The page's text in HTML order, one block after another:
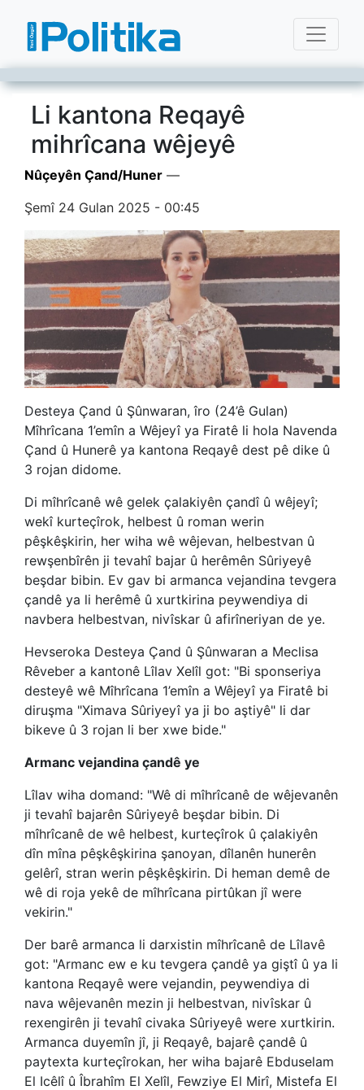
Li kantona Reqayê
mihrîcana wêjeyê
Nûçeyên Çand/Huner —
Şemî 24 Gulan 2025 - 00:45
Desteya Çand û Şûnwaran, îro (24’ê Gulan)
Mîhrîcana 1’emîn a Wêjeyî ya Firatê li hola Navenda
Çand û Hunerê ya kantona Reqayê dest pê dike û
3 rojan didome.
Di mîhrîcanê wê gelek çalakiyên çandî û wêjeyî;
wekî kurteçîrok, helbest û roman werin
pêşkêşkirin, her wiha wê wêjevan, helbestvan û
rewşenbîrên ji tevahî bajar û herêmên Sûriyeyê
beşdar bibin. Ev gav bi armanca vejandina tevgera
çandê ya li herêmê û xurtkirina peywendiya di
navbera helbestvan, nivîskar û afirîneriyan de ye.
Hevseroka Desteya Çand û Şûnwaran a Meclisa
Rêveber a kantonê Lîlav Xelîl got: "Bi sponseriya
desteyê wê Mîhrîcana 1’emîn a Wêjeyî ya Firatê bi
diruşma "Ximava Sûriyeyî ya ji bo aştiyê" li dar
bikeve û 3 rojan li ber xwe bide."
Armanc vejandina çandê ye
Lîlav wiha domand: "Wê di mîhrîcanê de wêjevanên
ji tevahî bajarên Sûriyeyê beşdar bibin. Di
mîhrîcanê de wê helbest, kurteçîrok û çalakiyên
dîn mîna pêşkêşkirina şanoyan, dîlanên hunerên
gelêrî, stran werin pêşkêşkirin. Di heman demê de
wê di roja yekê de mîhrîcana pirtûkan jî were
vekirin."
Der barê armanca li darxistin mîhrîcanê de Lîlavê
got: "Armanc ew e ku tevgera çandê ya giştî û ya li
kantona Reqayê were vejandin, peywendiya di
nava wêjevanên mezin ji helbestvan, nivîskar û
rexengirên ji tevahî civaka Sûriyeyê were xurtkirin.
Armanca duyemîn jî, ji Reqayê, bajarê çandê û
paytexta kurteçîrokan, her wiha bajarê Ebduselam
El Icêlî û Îbrahîm El Xelîl, Fewziye El Mirî, Mistefa El